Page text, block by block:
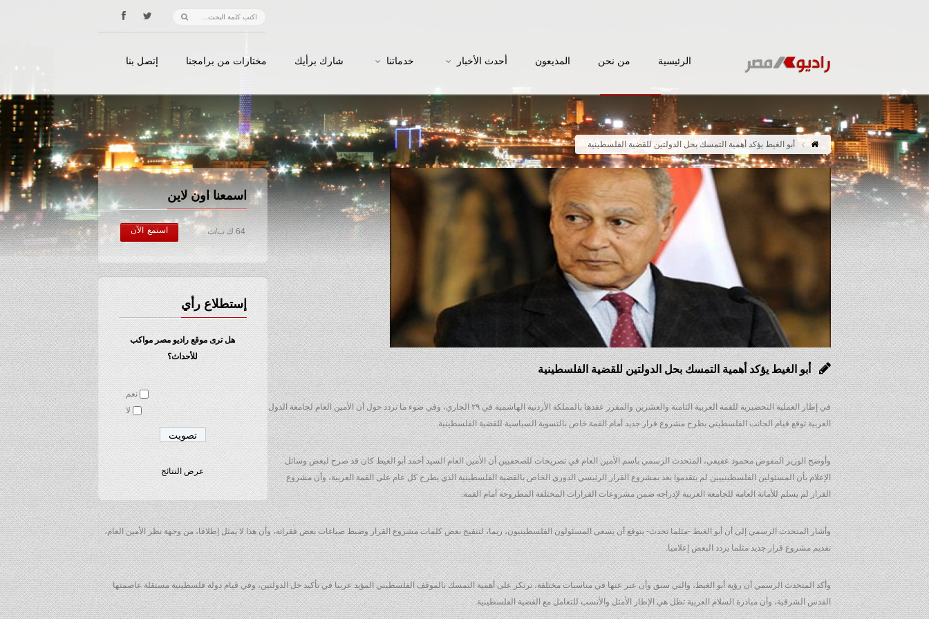
الرئيسية من نحن المذيعون أحدث الأخبار خدماتنا شارك برأيك مختارات من برامجنا إتصل بنا
أبو الغيط يؤكد أهمية التمسك بحل الدولتين للقضية الفلسطينية
اسمعنا اون لاين
64 ك ب/ث استمع الآن
إستطلاع رأي
هل ترى موقع راديو مصر مواكب
للأحداث؟
نعم
لا
عرض النتائج
أبو الغيط يؤكد أهمية التمسك بحل الدولتين للقضية الفلسطينية
في إطار العملية التحضيرية للقمة العربية الثامنة والعشرين والمقرر عقدها بالمملكة الأردنية الهاشمية في ٢٩ الجاري، وفي ضوء ما تردد حول أن الأمين العام لجامعة الدول
العربية توقع قيام الجانب الفلسطيني بطرح مشروع قرار جديد أمام القمة خاص بالتسوية السياسية للقضية الفلسطينية.
وأوضح الوزير المفوض محمود عفيفي، المتحدث الرسمي باسم الأمين العام في تصريحات للصحفيين أن الأمين العام السيد أحمد أبو الغيط كان قد صرح لبعض وسائل
الإعلام بأن المسئولين الفلسطينييين لم يتقدموا بعد بمشروع القرار الرئيسي الدوري الخاص بالقضية الفلسطينية الذي يطرح كل عام على القمة العربية، وأن مشروع
القرار لم يسلم للأمانة العامة للجامعة العربية لإدراجه ضمن مشروعات القرارات المختلفة المطروحة أمام القمة.
وأشار المتحدث الرسمي إلى أن أبو الغيط -مثلما تحدث- يتوقع أن يسعى المسئولون الفلسطينيون، ربما، لتنقيح بعض كلمات مشروع القرار وضبط صياغات بعض فقراته، وأن هذا لا يمثل إطلاقا، من وجهة نظر الأمين العام،
تقديم مشروع قرار جديد مثلما يردد البعض إعلاميا.
وأكد المتحدث الرسمي أن رؤية أبو الغيط، والتي سبق وأن عبر عنها في مناسبات مختلفة، ترتكز على أهمية التمسك بالموقف الفلسطيني المؤيد عربيا في تأكيد حل الدولتين، وفي قيام دولة فلسطينية مستقلة عاصمتها
القدس الشرقية، وأن مبادرة السلام العربية تظل هي الإطار الأمثل والأنسب للتعامل مع القضية الفلسطينية.